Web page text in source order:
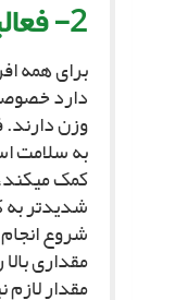
2- فعالیت منظم بدنى‏
براى همه
دارد
وزن دارند.
به سلامت
کمک مى‏کند،
شدیدتر
شروع
مقدارى
مقدار